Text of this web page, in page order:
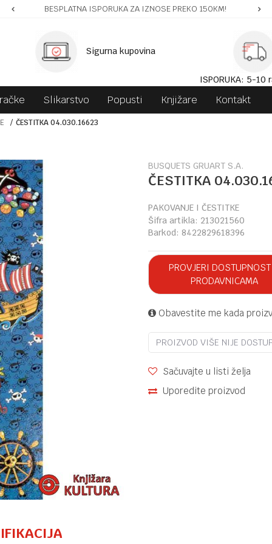
BESPLATNA ISPORUKA ZA IZNOSE PREKO 150KM!
Sigurna kupovina
ISPORUKA: 5-10
Slikarstvo Popusti Knjižare Kontakt
ČESTITKA 04.030.16623
BUSQUETS GRUART S.A.
ČESTITKA
PAKOVANJE I ČESTITKE
Šifra artikla: 213021560
Barkod: 8422829618396
PROVJERI
PRODAVNICAMA
Obavestite me kada
PROIZVOD VIŠE NIJE
Sačuvajte u listi želja
Uporedite proizvod